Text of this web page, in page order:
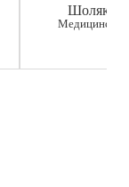
Медицинская